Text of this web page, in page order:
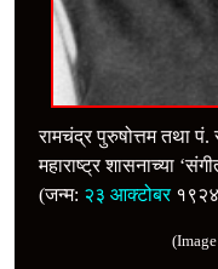
रामचंद्र पुरुषोत्तम तथा
महाराष्ट्र शासनाच्या
(जन्म: २३ आक्टोबर